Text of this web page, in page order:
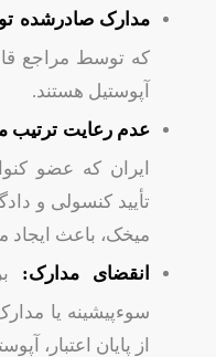
مدارک صادرشده
که توسط مراجع
آپوستیل هستند.
عدم رعایت ترتیب
ایران که عضو
تأیید کنسولی و
میخک، باعث
انقضای مدارک:
سوءپیشینه یا
از پایان اعتبار،